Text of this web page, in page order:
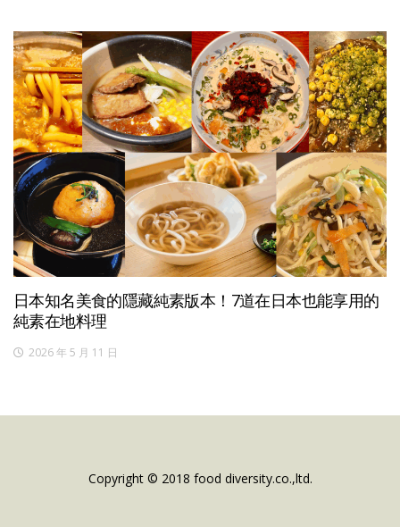
日本知名美食的隱藏純素版本！7道在日本也能享用的
純素在地料理
2026 年 5 月 11 日
Copyright © 2018 food diversity.co.,ltd.